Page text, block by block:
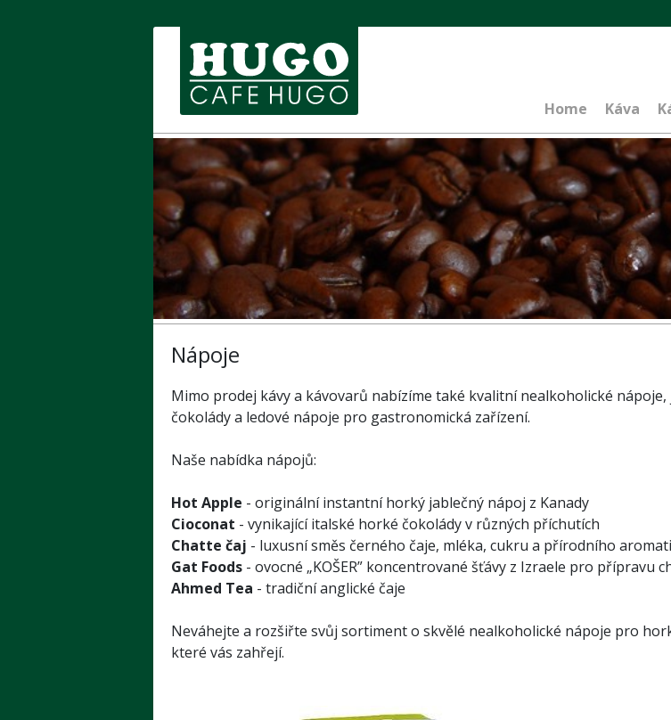
Home Káva
Nápoje
Mimo prodej kávya kávovarů nabízíme také kvalitní nealkoholické nápoje,
čokolády a ledové nápoje pro gastronomická zařízení.
Naše nabídka nápojů:
Hot Apple - originální instantní horký jablečný nápoj z Kanady
Cioconat - vynikající italské horké čokolády v různých příchutích
Chatte čaj - luxusní směs černého čaje, mléka, cukru a přírodního
Gat Foods - ovocné „KOŠER” koncentrované šťávy z Izraele pro přípravu
Ahmed Tea - tradiční anglické čaje
Neváhejte a rozšiřte svůj sortiment o skvělé nealkoholické nápoje pro
které vás zahřejí.